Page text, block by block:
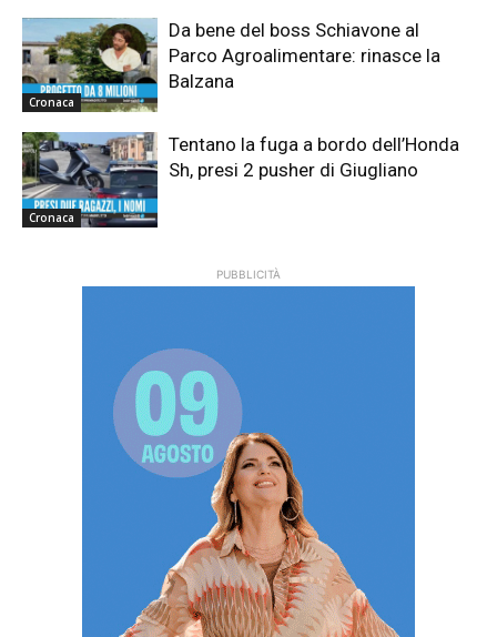
Cronaca
Da bene del boss Schiavone al
Parco Agroalimentare: rinasce la
Balzana
Cronaca
Tentano la fuga a bordo dell’Honda
Sh, presi 2 pusher di Giugliano
PUBBLICITÀ